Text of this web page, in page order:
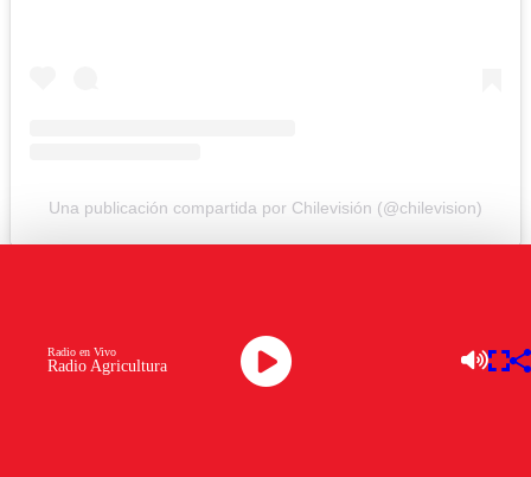
Una publicación compartida por Chilevisión (@chilevision)
CATEGORÍA DESTACADA 1
FALOON LARRAGUIBEL
KAROL LUCERO
Radio Agricultura
Radio en Vivo